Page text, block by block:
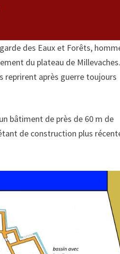
des Eaux et Forêts,
du plateau de Millevaches.
reprirent après guerre toujours
bâtiment de près de 60 m de
de construction plus